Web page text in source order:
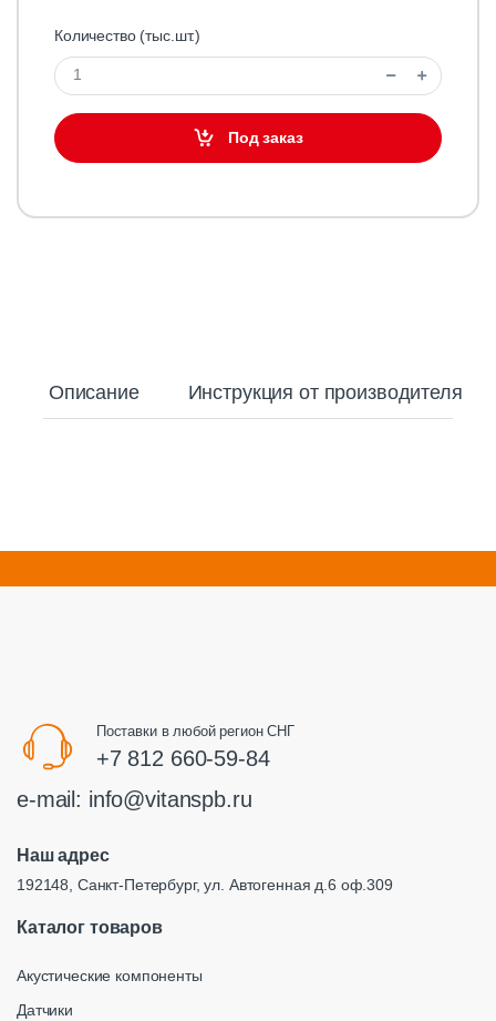
Датчики
Диоды
Коммутационные изделия
Конденсаторы
Модули
Разьёмы
Генераторы,Фильтры
Реле
ерриты
Устройства защиты
Количество (тыс.шт.)
Под заказ
Описание Инструкция от производителя
Поставки в любой регион СНГ
+7 812 660-59-84
e-mail: info@vitanspb.ru
Наш адрес
192148, Санкт-Петербург, ул. Автогенная д.6 оф.309
Каталог товаров
Акустические компоненты
Датчики